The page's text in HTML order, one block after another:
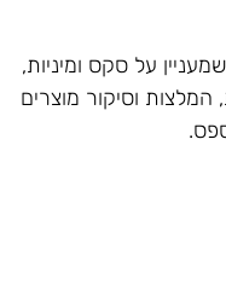
על סקס ומיניות,
המלצות וסיקור מוצרים